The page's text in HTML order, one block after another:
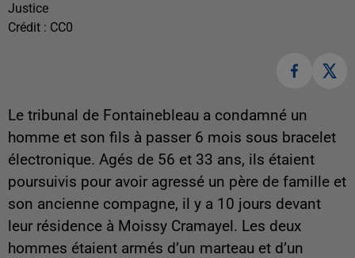
Justice
Crédit : CC0
Le tribunal de Fontainebleau a condamné un
homme et son fils à passer 6 mois sous bracelet
électronique. Agés de 56 et 33 ans, ils étaient
poursuivis pour avoir agressé un père de famille et
son ancienne compagne, il y a 10 jours devant
leur résidence à Moissy Cramayel. Les deux
hommes étaient armés d’un marteau et d’un